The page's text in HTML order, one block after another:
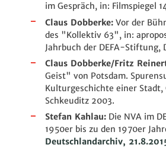
im Gespräch, in: Filmspiegel
Claus Dobberke: Vor der
des "Kollektiv 63", in:
Jahrbuch der DEFA-Stiftung,
Claus Dobberke/Fritz
Geist" von Potsdam.
Kulturgeschichte einer Stadt,
Schkeuditz 2003.
Stefan Kahlau: Die NVA im
1950er bis zu den 1970er
Deutschlandarchiv,